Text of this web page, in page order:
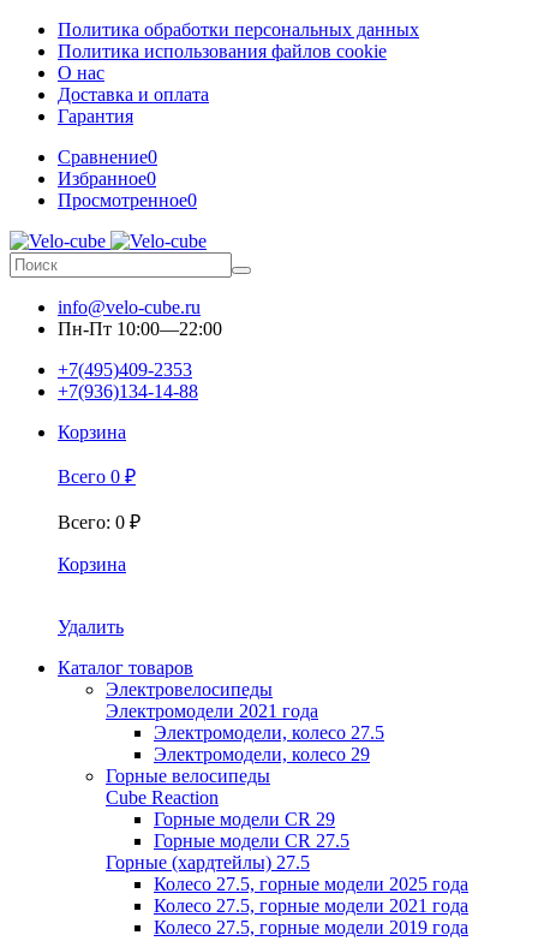
Политика обработки персональных данных
Политика использования файлов cookie
О нас
Доставка и оплата
Гарантия
Сравнение0
Избранное0
Просмотренное0
info@velo-cube.ru
Пн-Пт 10:00—22:00
+7(495)409-2353
+7(936)134-14-88
Корзина
Всего 0 ₽
Всего: 0 ₽
Корзина
Удалить
Каталог товаров
Электровелосипеды
Электромодели 2021 года
Электромодели, колесо 27.5
Электромодели, колесо 29
Горные велосипеды
Cube Reaction
Горные модели CR 29
Горные модели CR 27.5
Горные (хардтейлы) 27.5
Колесо 27.5, горные модели 2025 года
Колесо 27.5, горные модели 2021 года
Колесо 27.5, горные модели 2019 года